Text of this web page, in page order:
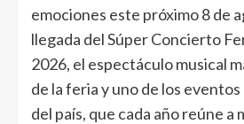
emociones este próximo 8 de
llegada del Súper Concierto
2026, el espectáculo musical
de la feria y uno de los
del país, que cada año reúne a